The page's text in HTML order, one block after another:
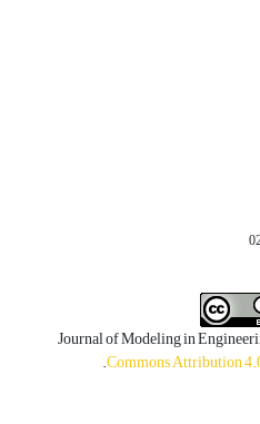
Journal of Modeling in
Commons Attribution
.